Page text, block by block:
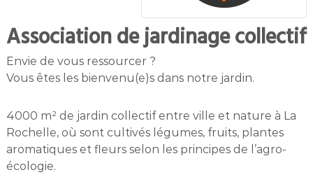
Association de jardinage collectif
Envie de vous ressourcer ?
Vous êtes les bienvenu(e)s dans notre jardin.
4000 m² de jardin collectif entre ville et nature à La
Rochelle, où sont cultivés légumes, fruits, plantes
aromatiques et fleurs selon les principes de l’agro-
écologie.